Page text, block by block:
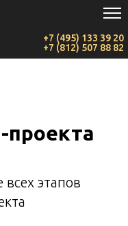
+7 (495) 133 39 20
+7 (812) 507 88 82
этапов